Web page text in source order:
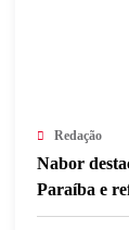
Redação
Nabor
Paraíba e
qualidade